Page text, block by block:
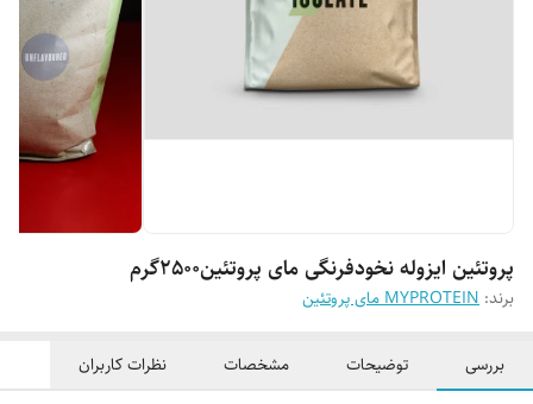
پروتئین ایزوله نخودفرنگی مای پروتئین2500گرم
برند: MYPROTEIN مای پروتئین
بررسی توضیحات مشخصات نظرات کاربران